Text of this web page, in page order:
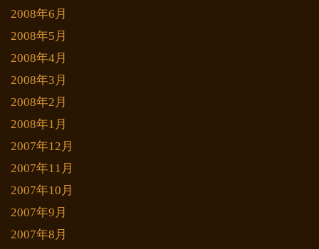
2008年6月
2008年5月
2008年4月
2008年3月
2008年2月
2008年1月
2007年12月
2007年11月
2007年10月
2007年9月
2007年8月